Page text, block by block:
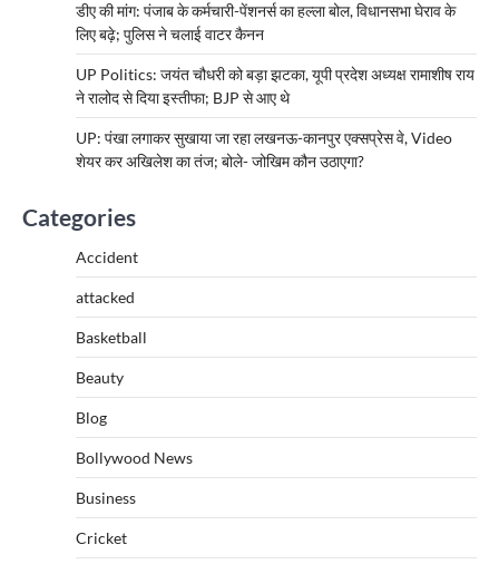
डीए की मांग: पंजाब के कर्मचारी-पेंशनर्स का हल्ला बोल, विधानसभा घेराव के
लिए बढ़े; पुलिस ने चलाई वाटर कैनन
UP Politics: जयंत चौधरी को बड़ा झटका, यूपी प्रदेश अध्यक्ष रामाशीष राय
ने रालोद से दिया इस्तीफा; BJP से आए थे
UP: पंखा लगाकर सुखाया जा रहा लखनऊ-कानपुर एक्सप्रेस वे, Video
शेयर कर अखिलेश का तंज; बोले- जोखिम कौन उठाएगा?
Categories
Accident
attacked
Basketball
Beauty
Blog
Bollywood News
Business
Cricket